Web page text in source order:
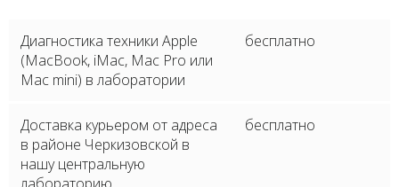
Диагностика техники Apple
(MacBook, iMac, Mac Pro или
Mac mini) в лаборатории
бесплатно
Доставка курьером от адреса
в районе Черкизовской в
нашу центральную
бесплатно